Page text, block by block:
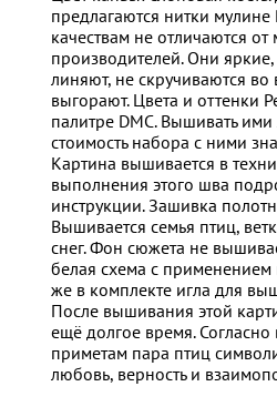
предлагаются нитки
качествам не отличаются
производителей. Они
линяют, не скручиваются
выгорают. Цвета и оттенки
палитре DMC. Вышивать
стоимость набора с ними
Картина вышивается в
выполнения этого шва
инструкции. Зашивка
Вышивается семья птиц,
снег. Фон сюжета не
белая схема с применением
же в комплекте игла для
После вышивания этой
ещё долгое время.
приметам пара птиц
любовь, верность и